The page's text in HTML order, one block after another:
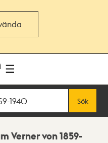
Sök
Verner von 1859-